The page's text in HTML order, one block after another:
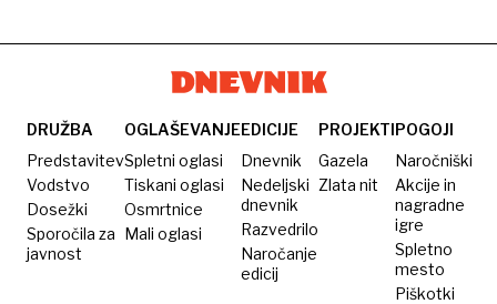
do
proizvajalca
toplotnih
črpalk v
Evropi
DRUŽBA
Predstavitev
Vodstvo
Dosežki
Sporočila za
javnost
OGLAŠEVANJE
Spletni oglasi
Tiskani oglasi
Osmrtnice
Mali oglasi
EDICIJE
Dnevnik
Nedeljski
dnevnik
Razvedrilo
Naročanje
edicij
PROJEKTI
Gazela
Zlata nit
POGOJI
Naročniški
Akcije in
nagradne
igre
Spletno
mesto
Piškotki